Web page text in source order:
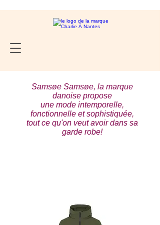
Samsøe Samsøe, la marque
danoise propose
une mode intemporelle,
fonctionnelle et sophistiquée,
tout ce qu'on veut avoir dans sa
garde robe!